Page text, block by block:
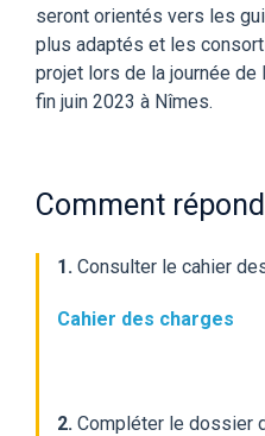
seront orientés vers les
plus adaptés et les
projet lors de la journée
fin juin 2023 à Nîmes.
Comment
1. Consulter le cahier
Cahier des charges
2. Compléter le dossier